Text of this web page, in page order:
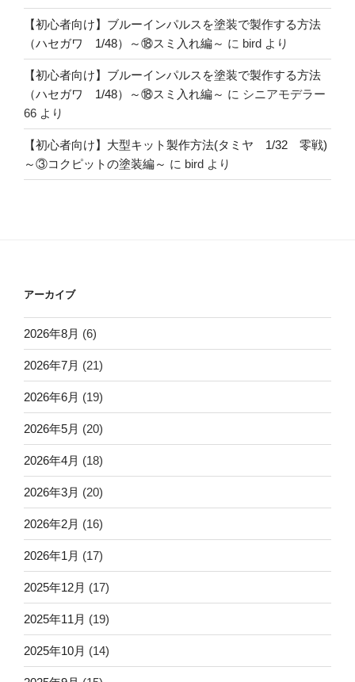
【初心者向け】ブルーインパルスを塗装で製作する方法
（ハセガワ 1/48）～⑱スミ入れ編～ に bird より
【初心者向け】ブルーインパルスを塗装で製作する方法
（ハセガワ 1/48）～⑱スミ入れ編～ に シニアモデラー
66 より
【初心者向け】大型キット製作方法(タミヤ 1/32 零戦)
～③コクピットの塗装編～ に bird より
アーカイブ
2026年8月 (6)
2026年7月 (21)
2026年6月 (19)
2026年5月 (20)
2026年4月 (18)
2026年3月 (20)
2026年2月 (16)
2026年1月 (17)
2025年12月 (17)
2025年11月 (19)
2025年10月 (14)